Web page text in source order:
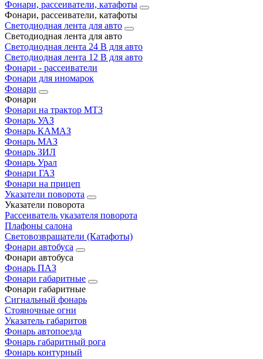
Фонари, рассеиватели, катафоты
Фонари, рассеиватели, катафоты
Светодиодная лента для авто
Светодиодная лента для авто
Светодиодная лента 24 В для авто
Светодиодная лента 12 В для авто
Фонари - рассеиватели
Фонари для иномарок
Фонари
Фонари
Фонари на трактор МТЗ
Фонарь УАЗ
Фонарь КАМАЗ
Фонарь МАЗ
Фонарь ЗИЛ
Фонарь Урал
Фонари ГАЗ
Фонари на прицеп
Указатели поворота
Указатели поворота
Рассеиватель указателя поворота
Плафоны салона
Световозвращатели (Катафоты)
Фонари автобуса
Фонари автобуса
Фонарь ПАЗ
Фонари габаритные
Фонари габаритные
Сигнальный фонарь
Стояночные огни
Указатель габаритов
Фонарь автопоезда
Фонарь габаритный рога
Фонарь контурный